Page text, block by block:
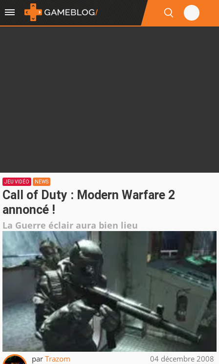
JEU VIDÉO NEWS
Call of Duty : Modern Warfare 2
annoncé !
La Guerre éclair aura bien lieu
par Trazom 04 décembre 2008